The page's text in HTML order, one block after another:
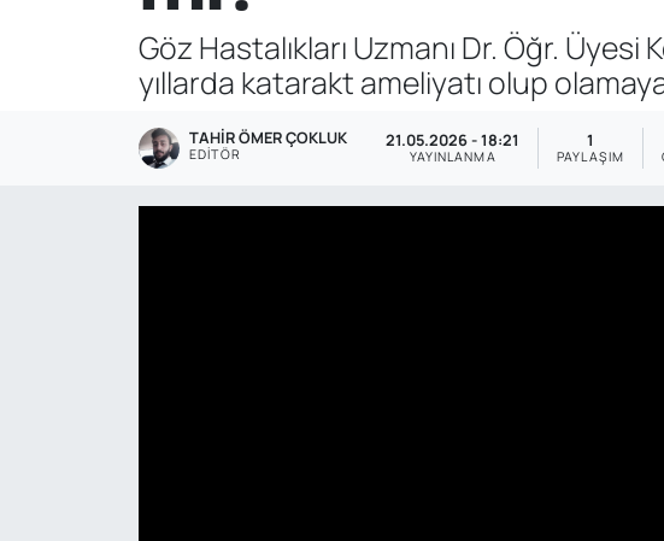
Göz Hastalıkları Uzmanı Dr. Öğr.
yıllarda katarakt ameliyatı olup
TAHIR ÖMER ÇOKLUK
EDITÖR
21.05.2026 - 18:21
YAYINLANMA
1
PAYLAŞIM
Gündem
Özel Haber